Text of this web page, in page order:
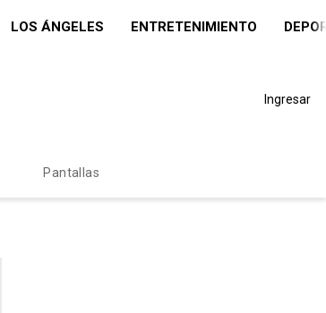
LOS ÁNGELES ENTRETENIMIENTO
Ingresar
Pantallas